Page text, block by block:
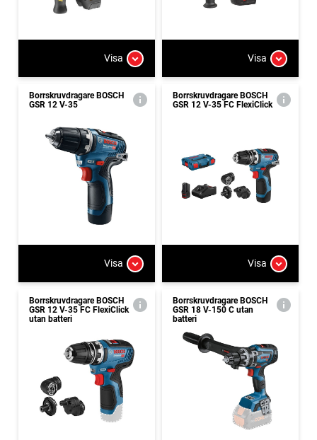
Visa Visa
Borrskruvdragare BOSCH
GSR 12 V-35
Visa
Borrskruvdragare BOSCH
GSR 12 V-35 FC FlexiClick
Visa
Borrskruvdragare BOSCH
GSR 12 V-35 FC FlexiClick
utan batteri
Borrskruvdragare BOSCH
GSR 18 V-150 C utan
batteri